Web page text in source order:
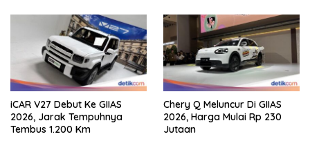
iCAR V27 Debut Ke GIIAS
2026, Jarak Tempuhnya
Tembus 1.200 Km
Chery Q Meluncur Di GIIAS
2026, Harga Mulai Rp 230
Jutaan